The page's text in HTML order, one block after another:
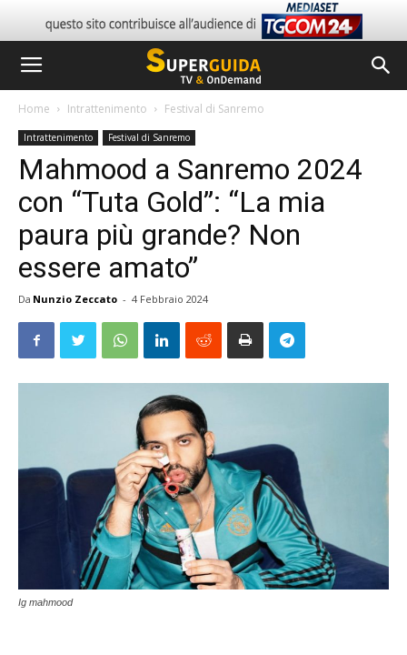
Home Intrattenimento Festival di Sanremo
Intrattenimento Festival di Sanremo
Mahmood a Sanremo 2024
con “Tuta Gold”: “La mia
paura più grande? Non
essere amato”
Da Nunzio Zeccato - 4 Febbraio 2024
Ig mahmood